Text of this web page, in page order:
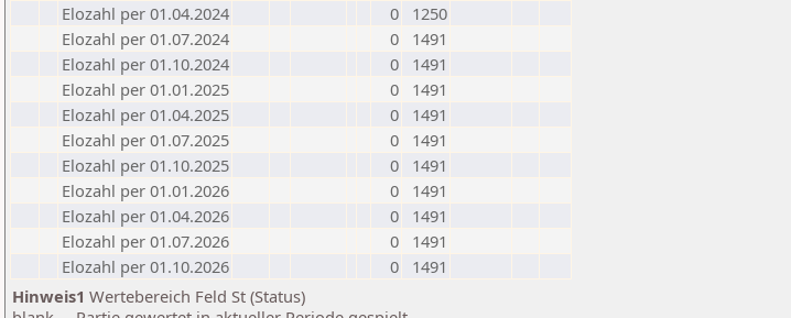
Elozahl per 01.04.2024
0
1250
Elozahl per 01.07.2024
0
1491
Elozahl per 01.10.2024
0
1491
Elozahl per 01.01.2025
0
1491
Elozahl per 01.04.2025
0
1491
Elozahl per 01.07.2025
0
1491
Elozahl per 01.10.2025
0
1491
Elozahl per 01.01.2026
0
1491
Elozahl per 01.04.2026
0
1491
Elozahl per 01.07.2026
0
1491
Elozahl per 01.10.2026
0
1491
Hinweis1 Wertebereich Feld St (Status)